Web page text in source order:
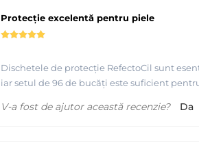
Protecție excelentă pentru piele
Dischetele de protecție RefectoCil sunt
iar setul de 96 de bucăți este suficient
V-a fost de ajutor această recenzie? Da